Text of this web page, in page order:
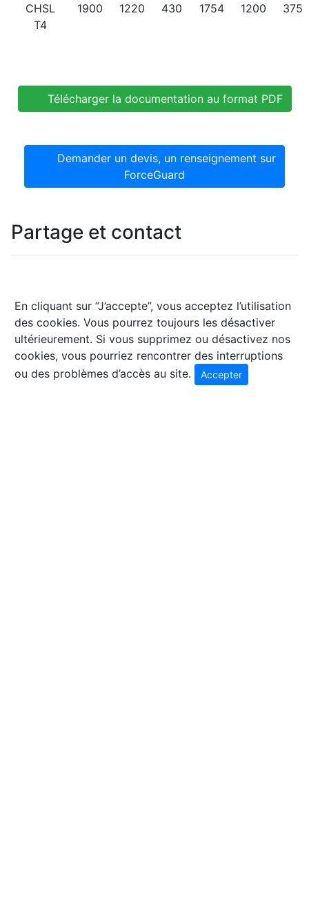
CHSL
T4
1900 1220 430 1754 1200 375
Télécharger la documentation au format PDF
Demander un devis, un renseignement sur
ForceGuard
Partage et contact
En cliquant sur ”J’accepte”, vous acceptez l’utilisation
des cookies. Vous pourrez toujours les désactiver
ultérieurement. Si vous supprimez ou désactivez nos
cookies, vous pourriez rencontrer des interruptions
ou des problèmes d’accès au site.
Accepter